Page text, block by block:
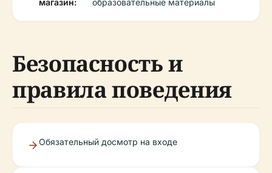
магазин: образовательные материалы
Безопасность и
правила поведения
Обязательный досмотр на входе